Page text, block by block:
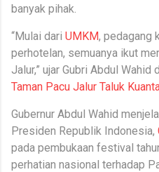
banyak pihak.
“Mulai dari UMKM, pedagang
perhotelan, semuanya ikut
Jalur,” ujar Gubri Abdul Wahid
Taman Pacu Jalur Taluk
Gubernur Abdul Wahid
Presiden Republik Indonesia,
pada pembukaan festival
perhatian nasional terhadap